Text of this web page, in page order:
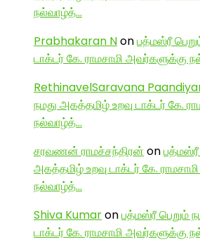
நல்வாழ்த்…
Prabhakaran Nonபத்மஸ்ரீ
டாக்டர் கே. ராமசாமி அவர்களுக்கு
RethinavelSaravana
நமது அகத்தமிழ் உறவு டாக்டர் கே.
நல்வாழ்த்…
சரவணன் ராமச்சந்திரன் onபத்மஸ்ரீ
அகத்தமிழ் உறவு டாக்டர் கே.
நல்வாழ்த்…
Shiva Kumaronபத்மஸ்ரீ பெறும்
டாக்டர் கே. ராமசாமி அவர்களுக்கு